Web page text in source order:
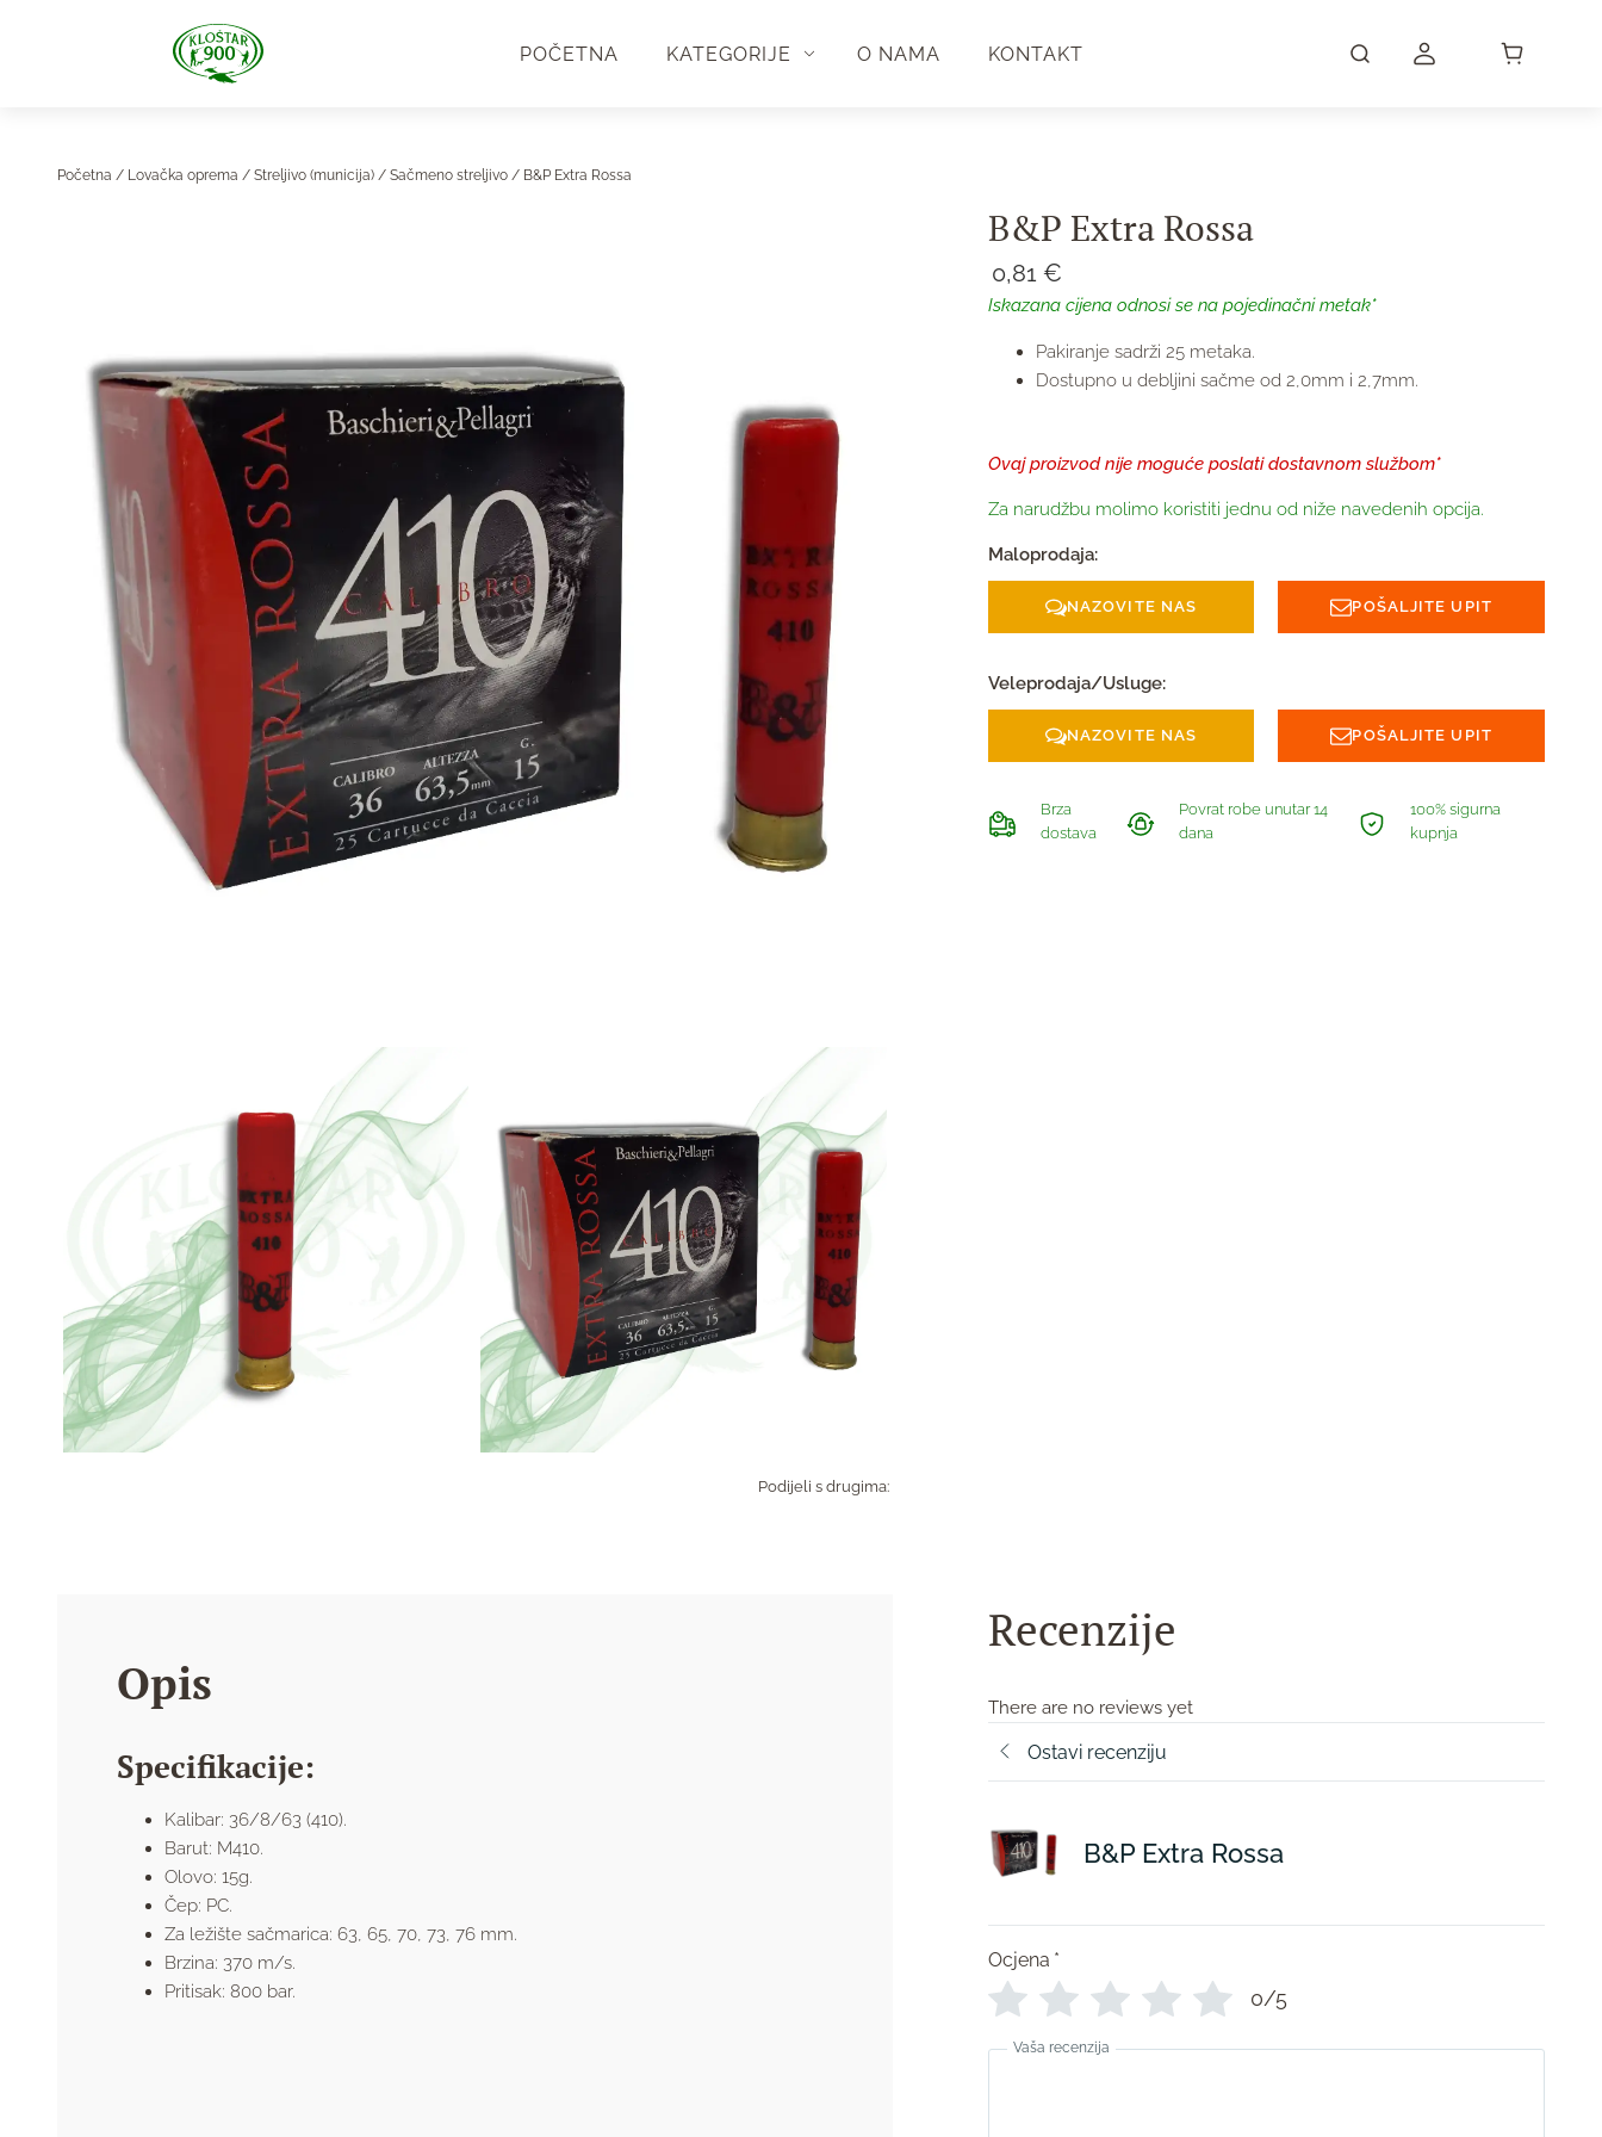
POČETNA KATEGORIJE O NAMA KONTAKT
Početna / Lovačka oprema / Streljivo (municija) / Sačmeno streljivo / B&P Extra Rossa
Podijeli s drugima:
B&P Extra Rossa
0,81 €
Iskazana cijena odnosi se na pojedinačni metak*
Pakiranje sadrži 25 metaka.
Dostupno u debljini sačme od 2,0mm i 2,7mm.
Ovaj proizvod nije moguće poslati dostavnom službom*
Za narudžbu molimo koristiti jednu od niže navedenih opcija.
Maloprodaja:
NAZOVITE NAS POŠALJITE UPIT
Veleprodaja/Usluge:
NAZOVITE NAS POŠALJITE UPIT
Brza
dostava
Povrat robe unutar 14
dana
100% sigurna
kupnja
Opis
Specifikacije:
Kalibar: 36/8/63 (410).
Barut: M410.
Olovo: 15g.
Čep: PC.
Za ležište sačmarica: 63, 65, 70, 73, 76 mm.
Brzina: 370 m/s.
Pritisak: 800 bar.
Recenzije
There are no reviews yet
Ostavi recenziju
B&P Extra Rossa
Ocjena *
0/5
Vaša recenzija